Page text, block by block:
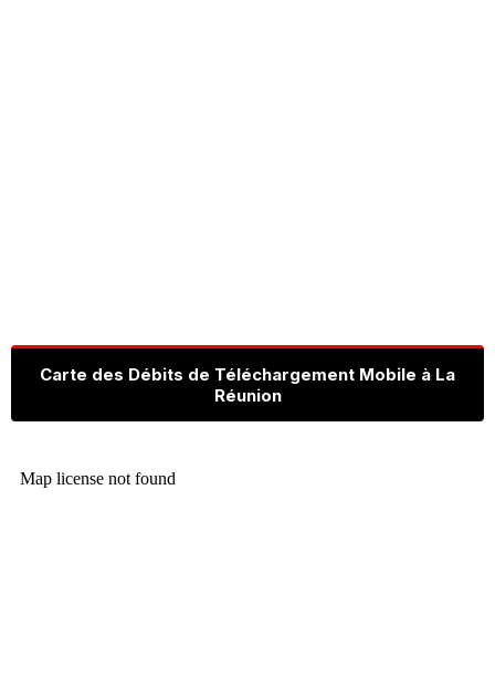
Carte des Débits de Téléchargement Mobile à La
Réunion